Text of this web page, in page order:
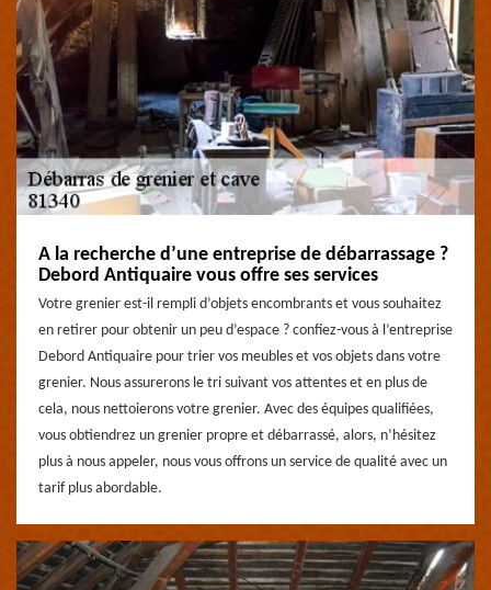
A la recherche d’une entreprise de débarrassage ?
Debord Antiquaire vous offre ses services
Votre grenier est-il rempli d’objets encombrants et vous souhaitez
en retirer pour obtenir un peu d’espace ? confiez-vous à l’entreprise
Debord Antiquaire pour trier vos meubles et vos objets dans votre
grenier. Nous assurerons le tri suivant vos attentes et en plus de
cela, nous nettoierons votre grenier. Avec des équipes qualifiées,
vous obtiendrez un grenier propre et débarrassé, alors, n’hésitez
plus à nous appeler, nous vous offrons un service de qualité avec un
tarif plus abordable.